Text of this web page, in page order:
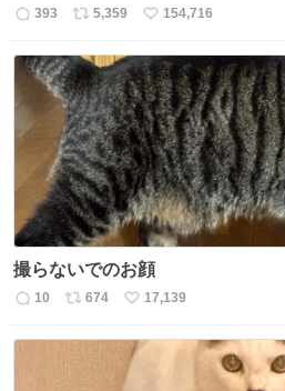
返
数
393
リ
ス
ト
数
5,359
い
ね
数
154,716
撮らないでのお顔
返
10
リ
ス
674
い
ね
数
17,139